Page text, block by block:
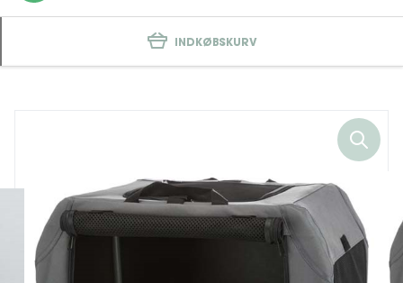
INDKØBSKURV